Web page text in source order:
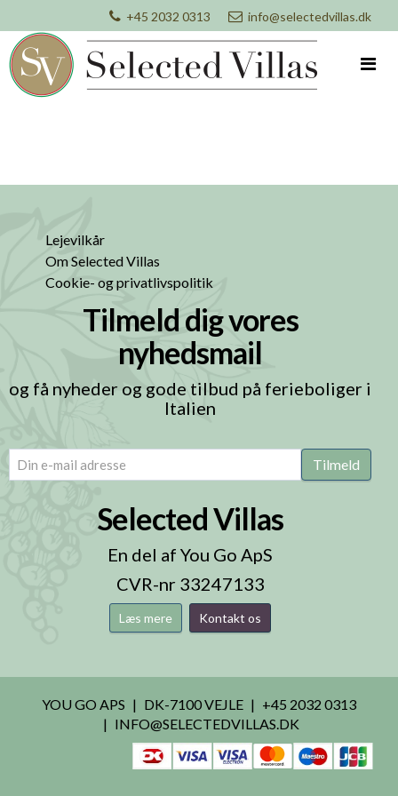
+45 2032 0313 info@selectedvillas.dk
Lejevilkår
Om Selected Villas
Cookie- og privatlivspolitik
Tilmeld dig vores
nyhedsmail
og få nyheder og gode tilbud på ferieboliger i
Italien
email (Påkrævet) Tilmeld
Selected Villas
En del af You Go ApS
CVR-nr 33247133
Læs mere Kontakt os
YOU GO APS DK-7100 VEJLE
+45 2032 0313
INFO@SELECTEDVILLAS.DK